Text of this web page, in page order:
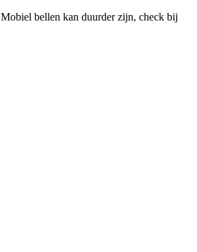
bellen kan duurder zijn, check bij